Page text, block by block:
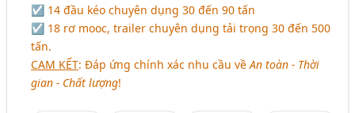
☑ 14 đầu kéo chuyên dụng 30 đến 90 tấn
☑ 18 rơ mooc, trailer chuyên dụng tải trọng 30 đến 500
tấn.
CAM KẾT: Đáp ứng chính xác nhu cầu vềAn toàn - Thời
gian - Chất lượng!